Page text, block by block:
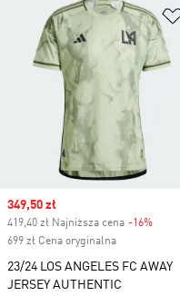
Sale price
349,50 zł
419,40 zł Najniższa cena -16%
699 zł Cena oryginalna
23/24 LOS ANGELES FC AWAY
JERSEY AUTHENTIC